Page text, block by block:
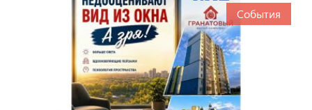
События